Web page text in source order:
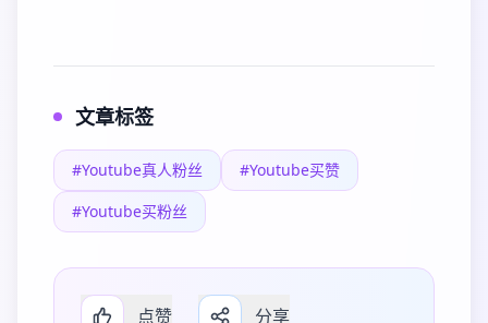
文章标签
#Youtube真人粉丝
#Youtube买赞
#Youtube买粉丝
点赞 分享